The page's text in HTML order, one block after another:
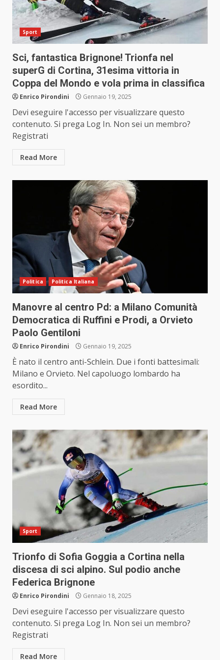
Sport
Sci, fantastica Brignone! Trionfa nel
superG di Cortina, 31esima vittoria in
Coppa del Mondo e vola prima in classifica
Enrico Pirondini Gennaio 19, 2025
Devi eseguire l'accesso per visualizzare questo
contenuto. Si prega Log In. Non sei un membro?
Registrati
Read More
Politica Politica Italiana
Manovre al centro Pd: a Milano Comunità
Democratica di Ruffini e Prodi, a Orvieto
Paolo Gentiloni
Enrico Pirondini Gennaio 19, 2025
È nato il centro anti-Schlein. Due i fonti battesimali:
Milano e Orvieto. Nel capoluogo lombardo ha
esordito...
Read More
Sport
Trionfo di Sofia Goggia a Cortina nella
discesa di sci alpino. Sul podio anche
Federica Brignone
Enrico Pirondini Gennaio 18, 2025
Devi eseguire l'accesso per visualizzare questo
contenuto. Si prega Log In. Non sei un membro?
Registrati
Read More